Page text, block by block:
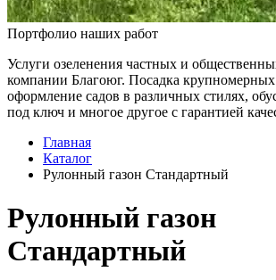
Портфолио наших работ
Услуги озеленения частных и
компании Благоюг. Посадка крупномерных
оформление садов в различных стилях,
под ключ и многое другое с гарантией
Главная
Каталог
Рулонный газон Стандартный
Рулонный газон
Стандартный